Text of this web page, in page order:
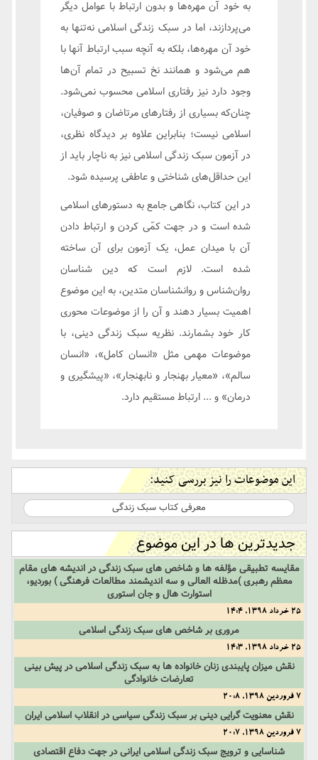
به خود آن مهره‌ها و بدون ارتباط با عوامل دیگر
می‌پردازند، اما در سبک زندگی اسلامی نه‌تنها به
خود آن مهره‌ها، بلکه به آنچه سبب ارتباط آنها با
هم می‌شود و همانند نخ تسبیح در تمام آن‌ها
وجود دارد نیز رفتاری اسلامی محسوب نمی‌شود.
چنان‌که بسیاری از رفتارهای مرتاضان و صوفیان،
اسلامی نیست؛ بنابراین علاوه بر دیدگاه نظری،
در آزمون سبک زندگی اسلامی نیز به ناچار باید از
این حداقل‌های شناختی و عاطفی پرسیده شود.
در این کتاب، نگاهی جامع به دستورهای اسلامی
شده است و در جهت کمّی کردن و ارتباط دادن
آن با میدان عمل، یک آزمون برای آن ساخته
شده است. لازم است که دین شناسان
روان‌شناس و روانشناسان متدین، به این موضوع
اهمیت بسیار دهند و آن را از موضوعات محوری
کار خود بشمارند. نظریه سبک زندگی دینی، با
موضوعات مهمی مثل «انسان کامل»، «انسان
سالم»، «معیار بهنجار و نابهنجار»، «پیشگیری و
درمان» و ... ارتباط مستقیم دارد.
این موضوعات را نیز بررسی کنید:
معرفی کتاب سبک زندگی
جدیدترین ها در این موضوع
مقایسه تطبیقی مؤلفه ها و شاخص های سبک زندگی در اندیشه های مقام
معظم رهبری )مدظله العالی و سه اندیشمند مطالعات فرهنگی ) بوردیو،
استوارت هال و جان استوری
25 خرداد 1398, 14:4
مروری بر شاخص های سبک زندگی اسلامی
25 خرداد 1398, 14:3
نقش میزان پایبندی زنان خانواده ها به سبک زندگی اسلامی در پیش بینی
تعارضات خانوادگی
7 فروردین 1398, 20:8
نقش معنویت گرایی دینی بر سبک زندگی سیاسی در انقلاب اسلامی ایران
7 فروردین 1398, 20:7
شناسایی و ترویج سبک زندگی اسلامی ایرانی در جهت دفاع اقتصادی